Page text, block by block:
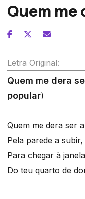
Quem me
Letra Original:
Quem me dera
popular)
Quem me dera ser
Pela parede a subir,
Para chegar à janela
Do teu quarto de